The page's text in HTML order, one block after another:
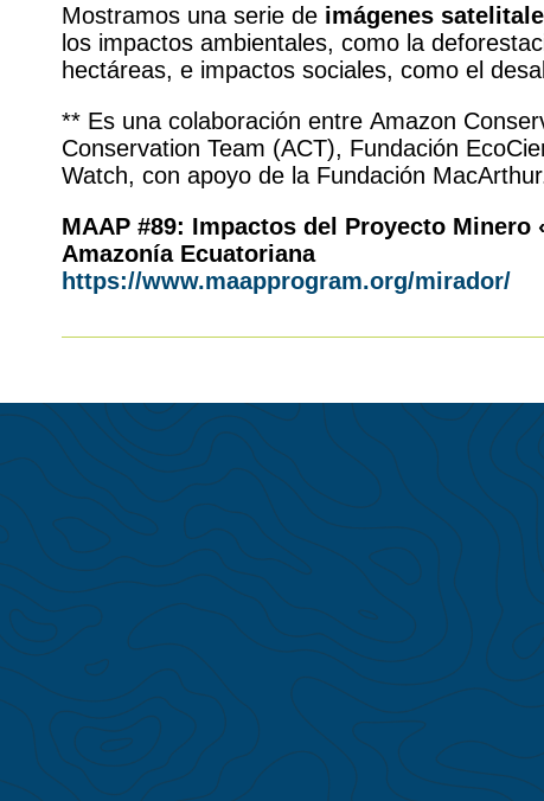
Mostramos una serie de imágenes
los impactos ambientales, como la
hectáreas, e impactos sociales, como el
** Es una colaboración entre Amazon
Conservation Team (ACT), Fundación
Watch, con apoyo de la Fundación
MAAP #89: Impactos del Proyecto Minero
Amazonía Ecuatoriana
https://www.maapprogram.org/mirador/